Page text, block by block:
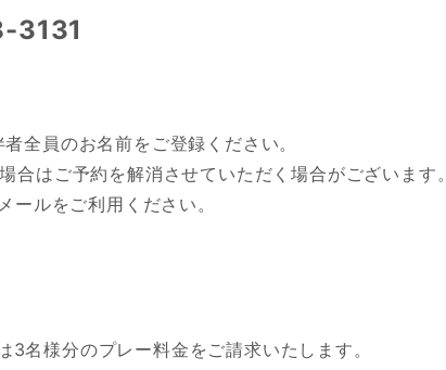
3131
全員のお名前をご登録ください。
はご予約を解消させていただく場合がございます。
ールをご利用ください。
名様分のプレー料金をご請求いたします。